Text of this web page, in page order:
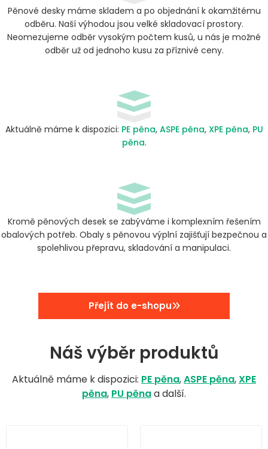
Pěnové desky máme skladem a po objednání k okamžitému
odběru. Naší výhodou jsou velké skladovací prostory.
Neomezujeme odběr vysokým počtem kusů, u nás je možné
odběr už od jednoho kusu za příznivé ceny.
Aktuálně máme k dispozici: PE pěna, ASPE pěna, XPE pěna, PU
pěna.
Kromě pěnových desek se zabýváme i komplexním řešením
obalových potřeb. Obaly s pěnovou výplní zajišťují bezpečnou a
spolehlivou přepravu, skladování a manipulaci.
Přejít do e-shopu
Náš výběr produktů
Aktuálně máme k dispozici: PE pěna,ASPE pěna,XPE
pěna, PU pěnaa další.